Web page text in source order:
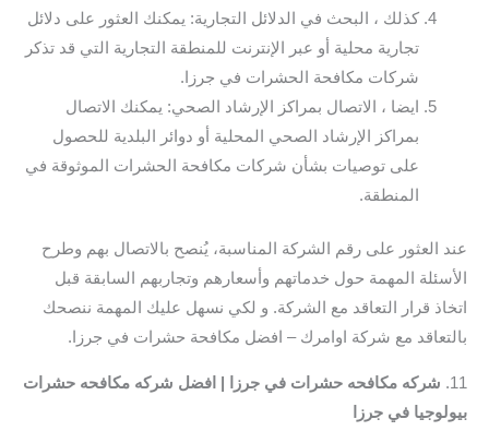
كذلك ، البحث في الدلائل التجارية: يمكنك العثور على دلائل
تجارية محلية أو عبر الإنترنت للمنطقة التجارية التي قد تذكر
شركات مكافحة الحشرات في جرزا.
ايضا ، الاتصال بمراكز الإرشاد الصحي: يمكنك الاتصال
بمراكز الإرشاد الصحي المحلية أو دوائر البلدية للحصول
على توصيات بشأن شركات مكافحة الحشرات الموثوقة في
المنطقة.
عند العثور على رقم الشركة المناسبة، يُنصح بالاتصال بهم وطرح
الأسئلة المهمة حول خدماتهم وأسعارهم وتجاربهم السابقة قبل
اتخاذ قرار التعاقد مع الشركة. و لكي نسهل عليك المهمة ننصحك
بالتعاقد مع شركة اوامرك – افضل مكافحة حشرات في جرزا.
11.
شركه مكافحه حشرات في جرزا | افضل شركه مكافحه حشرات
بيولوجيا في جرزا